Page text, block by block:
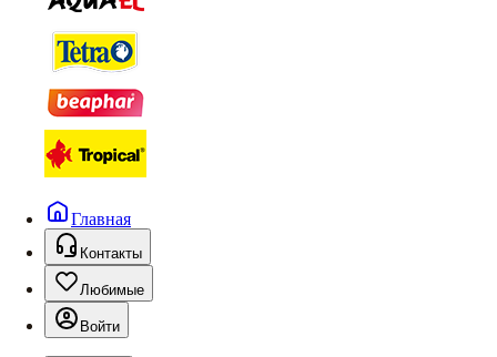
Главная
Контакты
Любимые
Войти